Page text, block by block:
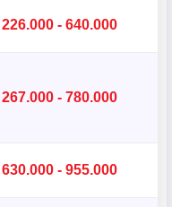
226.000 - 640.000
267.000 - 780.000
630.000 - 955.000